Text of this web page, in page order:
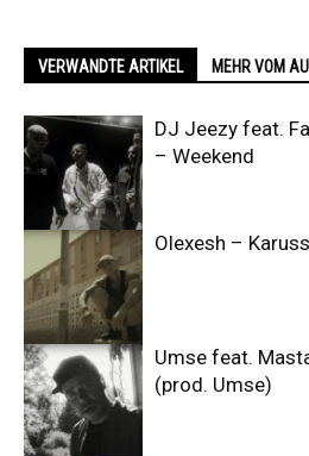
VERWANDTE ARTIKEL MEHR VOM
DJ Jeezy feat.
– Weekend
Olexesh –
Umse feat.
(prod. Umse)